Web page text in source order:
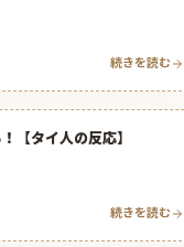
続きを読む
【タイ人の反応】
続きを読む